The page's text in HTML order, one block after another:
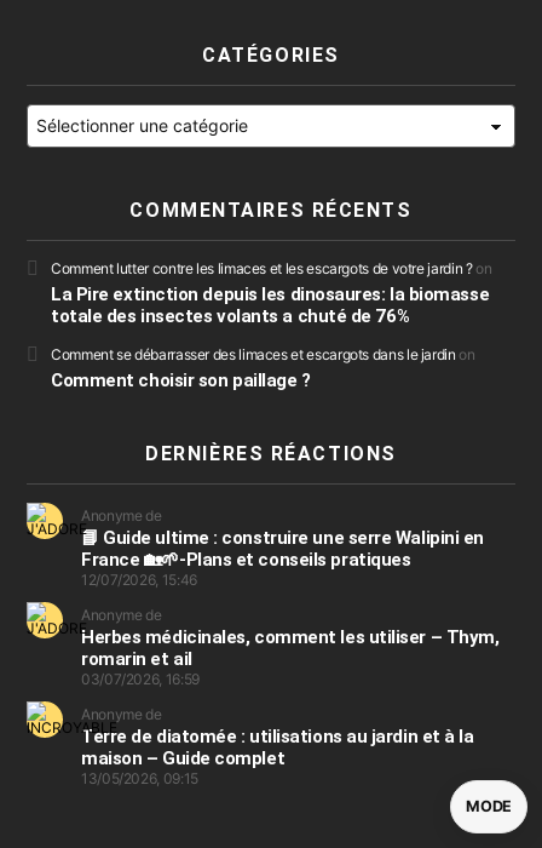
CATÉGORIES
Catégories
COMMENTAIRES RÉCENTS
Comment lutter contre les limaces et les escargots de votre jardin ?on
La Pire extinction depuis les dinosaures: la biomasse
totale des insectes volants a chuté de 76%
Comment se débarrasser des limaces et escargots dans le jardin on
Comment choisir son paillage ?
DERNIÈRES RÉACTIONS
Anonyme de
📘 Guide ultime : construire une serre Walipini en
France 🏡🌱-Plans et conseils pratiques
12/07/2026, 15:46
Anonyme de
Herbes médicinales, comment les utiliser – Thym,
romarin et ail
03/07/2026, 16:59
Anonyme de
Terre de diatomée : utilisations au jardin et à la
maison – Guide complet
13/05/2026, 09:15
MODE